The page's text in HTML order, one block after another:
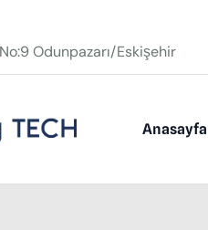
Odunpazarı/Eskişehir
Anasayfa